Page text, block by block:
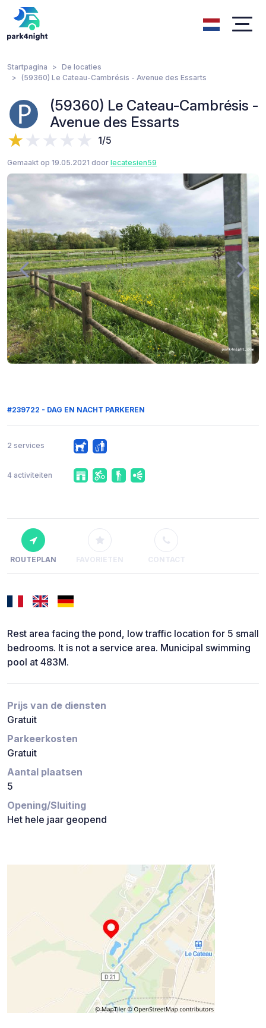
Startpagina
De locaties
(59360) Le Cateau-Cambrésis - Avenue des Essarts
(59360) Le Cateau-Cambrésis -
Avenue des Essarts
1/5
Gemaakt op 19.05.2021 door lecatesien59
#239722 - DAG EN NACHT PARKEREN
2 services
4 activiteiten
ROUTEPLAN FAVORIETEN CONTACT
Rest area facing the pond, low traffic location for 5 small
bedrooms. It is not a service area. Municipal swimming
pool at 483M.
Prijs van de diensten
Gratuit
Parkeerkosten
Gratuit
Aantal plaatsen
5
Opening/Sluiting
Het hele jaar geopend